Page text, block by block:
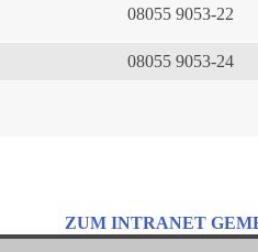
08055 9053-22
08055 9053-24
ZUM INTRANET